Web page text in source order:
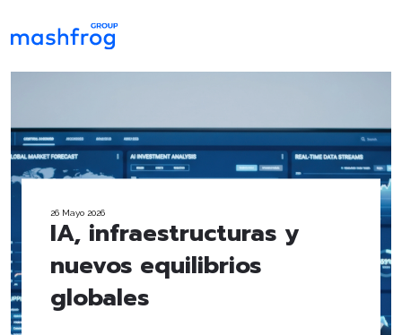
26 Mayo 2026
IA, infraestructuras y
nuevos equilibrios
globales